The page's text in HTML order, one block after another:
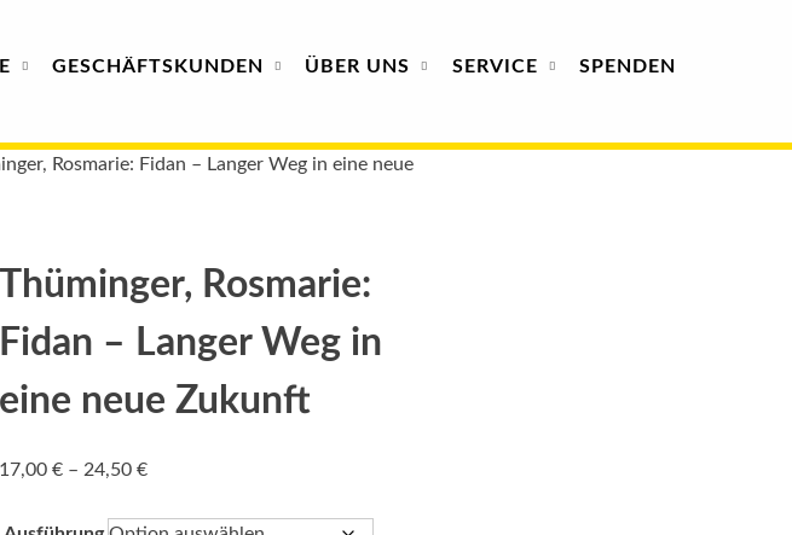
GESCHÄFTS­ KUNDEN ÜBER UNS SERVICE SPENDEN
Rosmarie: Fidan – Langer Weg in eine neue
Thüminger, Rosmarie:
Fidan – Langer Weg in
eine neue Zukunft
17,00 € – 24,50 €Preisspanne:
bis